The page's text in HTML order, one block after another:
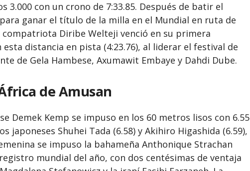
3.000 con un crono de 7:33.85. Después de batir el
ganar el título de la milla en el Mundial en ruta de
compatriota Diribe Welteji venció en su primera
distancia en pista (4:23.76), al liderar el festival de
de Gela Hambese, Axumawit Embaye y Dahdi Dube.
de Amusan
Demek Kemp se impuso en los 60 metros lisos con 6.55
japoneses Shuhei Tada (6.58) y Akihiro Higashida (6.59),
se impuso la bahameña Anthonique Strachan
mundial del año, con dos centésimas de ventaja